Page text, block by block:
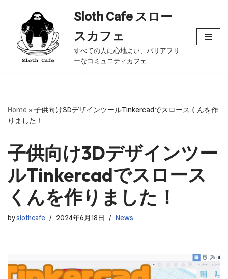
キ
ッ
Sloth Cafe スロー
スカフェ
すべての人に心地よい、バリアフリ
ーなコミュニティカフェ
Home » 子供向け3DデザインツールTinkercadでスロースくんを作
りました！
子供向け3Dデザインツー
ルTinkercadでスロース
くんを作りました！
byslothcafe 2024年6月18日 News